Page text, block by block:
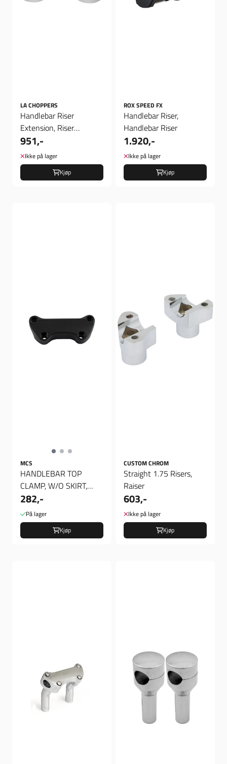
LA CHOPPERS
Handlebar Riser
Extension, Riser
Extension
951,-
Ikke på lager
Kjøp
ROX SPEED FX
Handlebar Riser,
Handlebar Riser
1.920,-
Ikke på lager
Kjøp
MCS
HANDLEBAR TOP
CLAMP, W/O SKIRT,
Riser Topp
282,-
På lager
Kjøp
CUSTOM CHROM
Straight 1.75 Risers,
Raiser
603,-
Ikke på lager
Kjøp